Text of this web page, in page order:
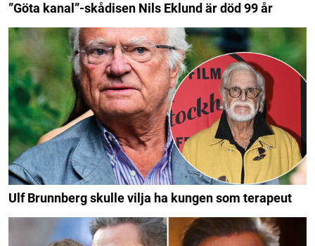
”Göta kanal”-skådisen Nils Eklund är död 99 år
Ulf Brunnberg skulle vilja ha kungen som terapeut